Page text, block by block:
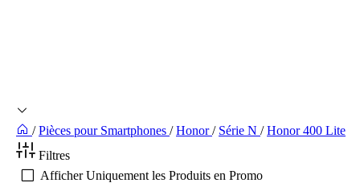
/ Pièces pour Smartphones / Honor/ Série N / Honor 400 Lite
Filtres
Afficher Uniquement les Produits en Promo